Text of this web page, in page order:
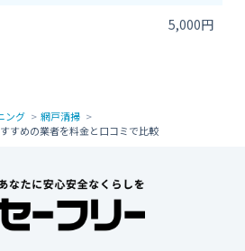
5,000円
ング
網戸清掃
すめの業者を料金と口コミで比較